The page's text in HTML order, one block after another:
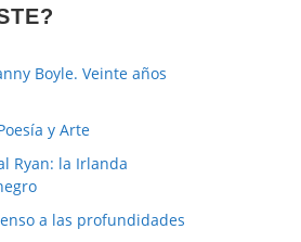
Boyle. Veinte años
y Arte
Ryan: la Irlanda
a las profundidades